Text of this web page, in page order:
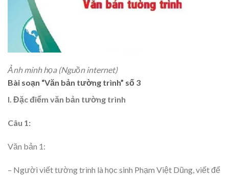
Ảnh minh họa (Nguồn internet)
Bài soạn “Văn bản tường trình” số 3
I. Đặc điểm văn bản tường trình
Câu 1:
Văn bản 1:
– Người viết tường trình là học sinh Phạm Việt Dũng, viết để